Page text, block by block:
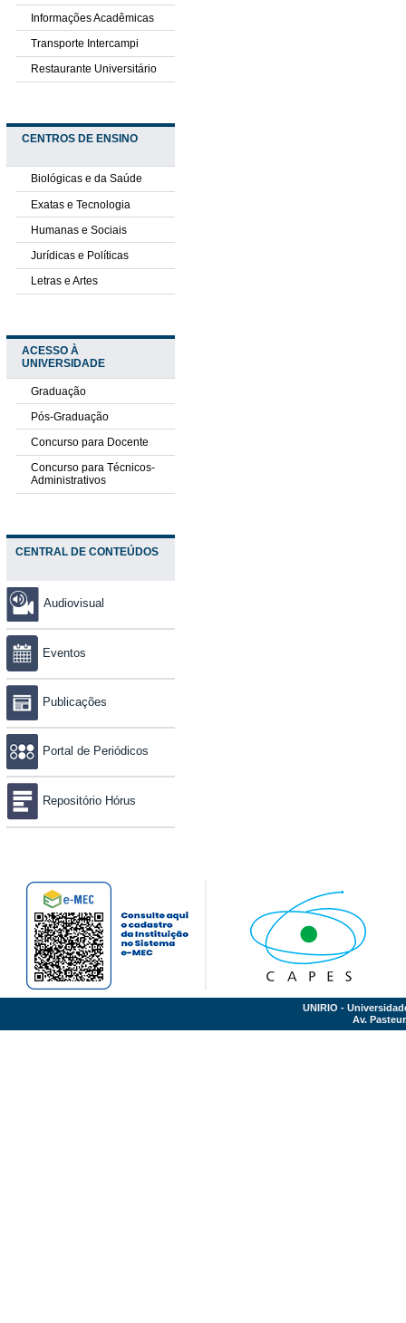
Informações Acadêmicas
Transporte Intercampi
Restaurante Universitário
CENTROS DE ENSINO
Biológicas e da Saúde
Exatas e Tecnologia
Humanas e Sociais
Jurídicas e Políticas
Letras e Artes
ACESSO À
UNIVERSIDADE
Graduação
Pós-Graduação
Concurso para Docente
Concurso para Técnicos-
Administrativos
CENTRAL DE CONTEÚDOS
Audiovisual
Eventos
Publicações
Portal de Periódicos
Repositório Hórus
UNIRIO -
Av.